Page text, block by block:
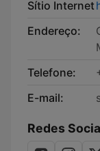
Sítio Internet
Endereço:
Telefone:
E-mail:
Redes